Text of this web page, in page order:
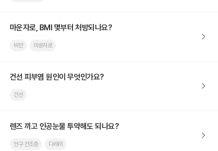
마운자로, BMI 몇부터 처방되나요?
비만 마운자로
건선 피부염 원인이 무엇인가요?
건선
렌즈 끼고 인공눈물 투약해도 되나요?
안구 건조증 다래끼